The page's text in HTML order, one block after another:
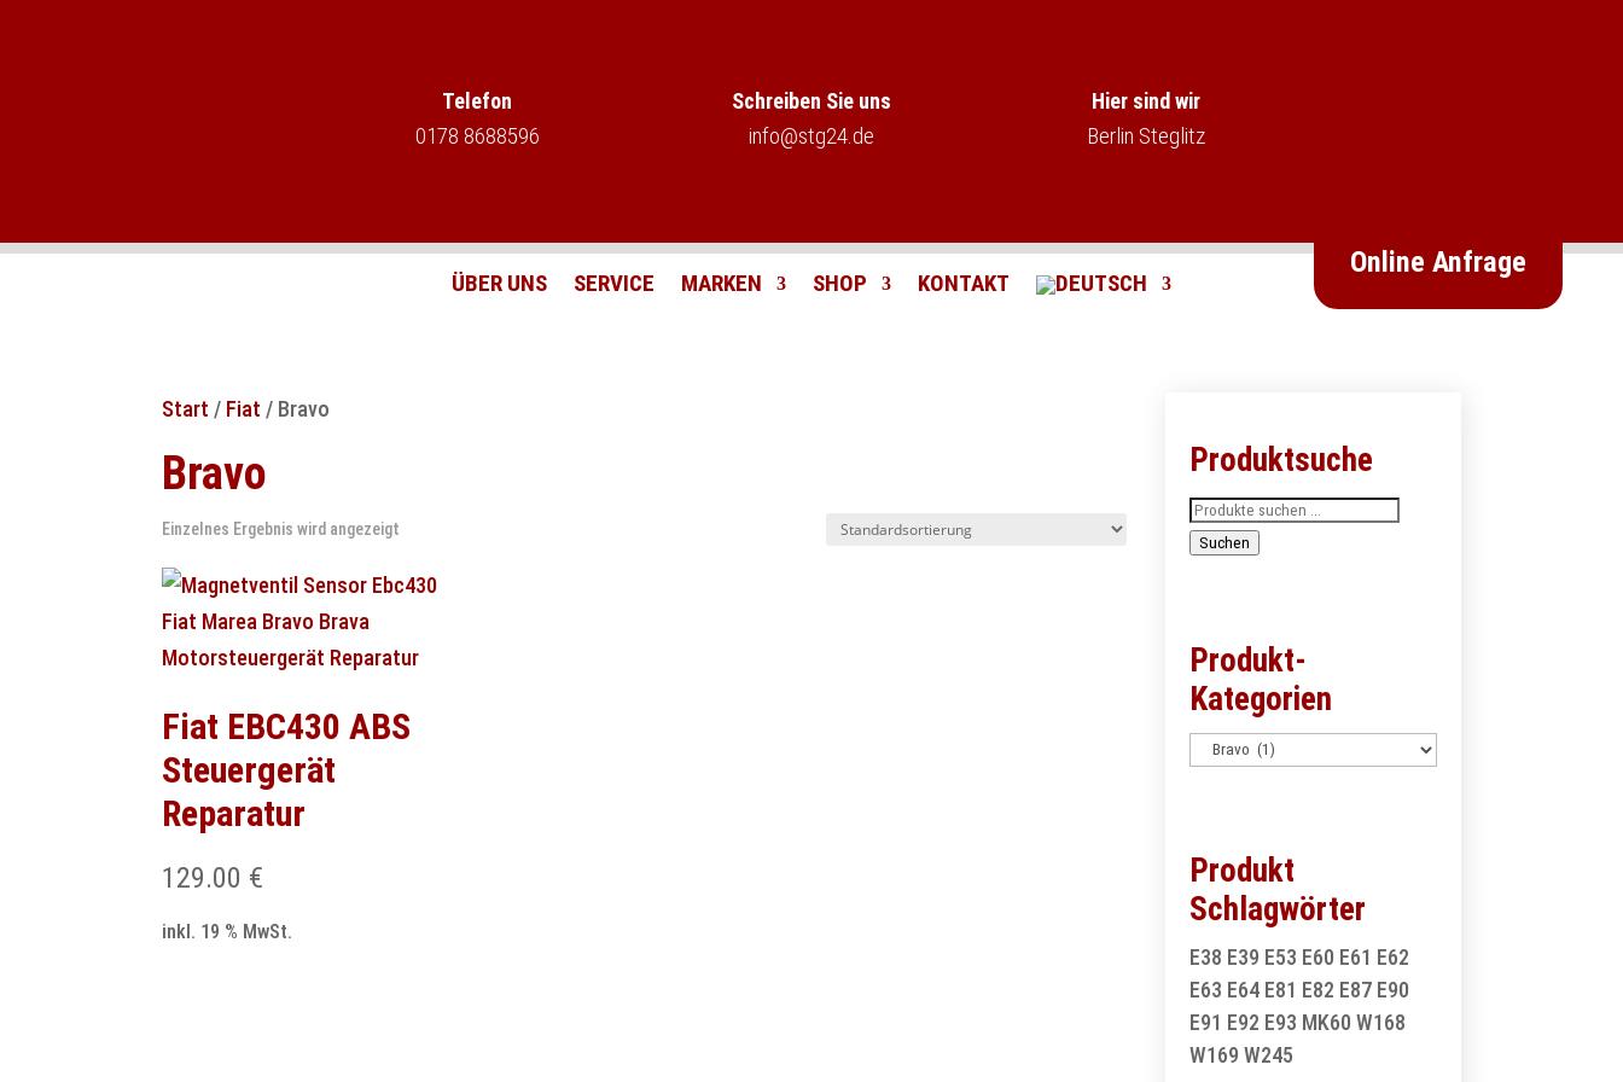
Telefon
0178 8688596
Schreiben Sie uns
info@stg24.de
Hier sind wir
Berlin Steglitz
ÜBER UNS SERVICE MARKEN SHOP KONTAKT
Online Anfrage
Start / Fiat / Bravo
Bravo
Einzelnes Ergebnis wird angezeigt
Fiat EBC430 ABS
Steuergerät
Reparatur
129.00 €
inkl. 19 % MwSt.
Produktsuche
Suchen
nach:
Suchen
Produkt-
Kategorien
Produkt
Schlagwörter
E38 E39 E53 E60 E61 E62
E63 E64 E81 E82 E87 E90
E91 E92 E93 MK60 W168
W169 W245